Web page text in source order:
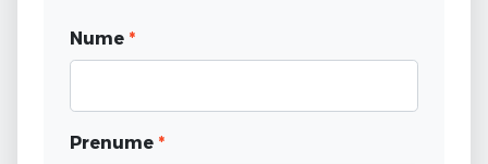
Nume *
Prenume *